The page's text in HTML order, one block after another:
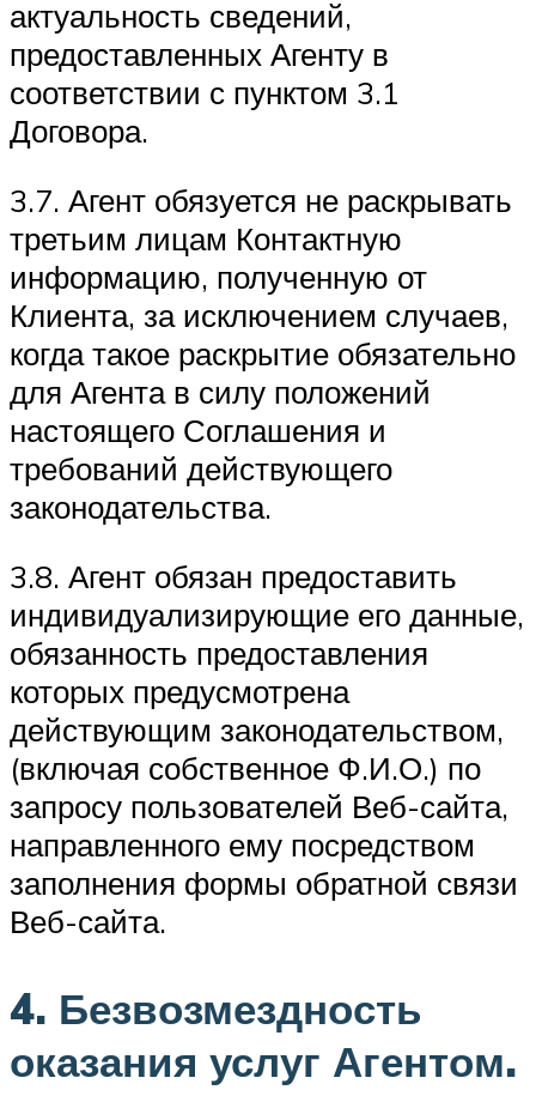
актуальность сведений,
предоставленных Агенту в
соответствии с пунктом 3.1
Договора.
3.7. Агент обязуется не раскрывать
третьим лицам Контактную
информацию, полученную от
Клиента, за исключением случаев,
когда такое раскрытие обязательно
для Агента в силу положений
настоящего Соглашения и
требований действующего
законодательства.
3.8. Агент обязан предоставить
индивидуализирующие его данные,
обязанность предоставления
которых предусмотрена
действующим законодательством,
(включая собственное Ф.И.О.) по
запросу пользователей Веб-сайта,
направленного ему посредством
заполнения формы обратной связи
Веб-сайта.
4. Безвозмездность
оказания услуг Агентом.